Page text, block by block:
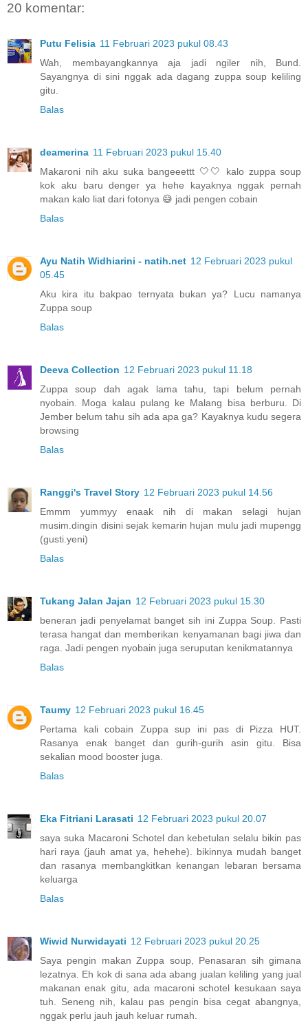
20 komentar:
Putu Felisia 11 Februari 2023 pukul 08.43
Wah, membayangkannya aja jadi ngiler nih, Bund.
Sayangnya di sini nggak ada dagang zuppa soup keliling
gitu.
Balas
deamerina 11 Februari 2023 pukul 15.40
Makaroni nih aku suka bangeeettt 🤍🤍 kalo zuppa soup
kok aku baru denger ya hehe kayaknya nggak pernah
makan kalo liat dari fotonya 😅 jadi pengen cobain
Balas
Ayu Natih Widhiarini - natih.net 12 Februari 2023 pukul
05.45
Aku kira itu bakpao ternyata bukan ya? Lucu namanya
Zuppa soup
Balas
Deeva Collection 12 Februari 2023 pukul 11.18
Zuppa soup dah agak lama tahu, tapi belum pernah
nyobain. Moga kalau pulang ke Malang bisa berburu. Di
Jember belum tahu sih ada apa ga? Kayaknya kudu segera
browsing
Balas
Ranggi's Travel Story 12 Februari 2023 pukul 14.56
Emmm yummyy enaak nih di makan selagi hujan
musim.dingin disini sejak kemarin hujan mulu jadi mupengg
(gusti.yeni)
Balas
Tukang Jalan Jajan 12 Februari 2023 pukul 15.30
beneran jadi penyelamat banget sih ini Zuppa Soup. Pasti
terasa hangat dan memberikan kenyamanan bagi jiwa dan
raga. Jadi pengen nyobain juga seruputan kenikmatannya
Balas
Taumy 12 Februari 2023 pukul 16.45
Pertama kali cobain Zuppa sup ini pas di Pizza HUT.
Rasanya enak banget dan gurih-gurih asin gitu. Bisa
sekalian mood booster juga.
Balas
Eka Fitriani Larasati 12 Februari 2023 pukul 20.07
saya suka Macaroni Schotel dan kebetulan selalu bikin pas
hari raya (jauh amat ya, hehehe). bikinnya mudah banget
dan rasanya membangkitkan kenangan lebaran bersama
keluarga
Balas
Wiwid Nurwidayati 12 Februari 2023 pukul 20.25
Saya pengin makan Zuppa soup, Penasaran sih gimana
lezatnya. Eh kok di sana ada abang jualan keliling yang jual
makanan enak gitu, ada macaroni schotel kesukaan saya
tuh. Seneng nih, kalau pas pengin bisa cegat abangnya,
nggak perlu jauh jauh keluar rumah.